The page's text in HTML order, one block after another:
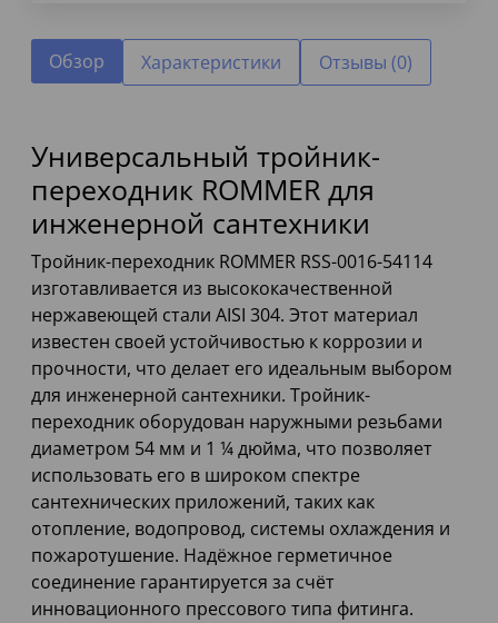
Обзор Характеристики Отзывы (0)
Универсальный тройник-
переходник ROMMER для
инженерной сантехники
Тройник-переходник ROMMER RSS-0016-54114
изготавливается из высококачественной
нержавеющей стали AISI 304. Этот материал
известен своей устойчивостью к коррозии и
прочности, что делает его идеальным выбором
для инженерной сантехники. Тройник-
переходник оборудован наружными резьбами
диаметром 54 мм и 1 ¼ дюйма, что позволяет
использовать его в широком спектре
сантехнических приложений, таких как
отопление, водопровод, системы охлаждения и
пожаротушение. Надёжное герметичное
соединение гарантируется за счёт
инновационного прессового типа фитинга.